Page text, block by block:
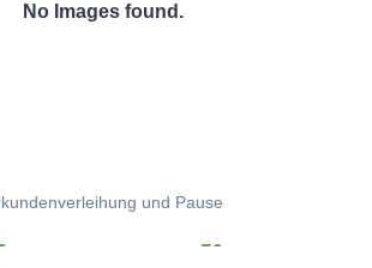
No Images found.
und Pause